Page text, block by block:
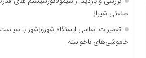
صنعتی شیراز
تعمیرات اساسی ایستگاه شهروزشهر با
خاموشی‌های ناخواسته